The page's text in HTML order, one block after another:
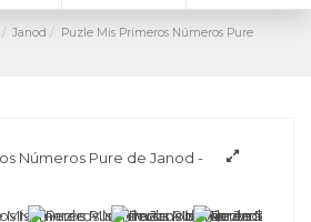
Janod
Puzle Mis Primeros Números Pure